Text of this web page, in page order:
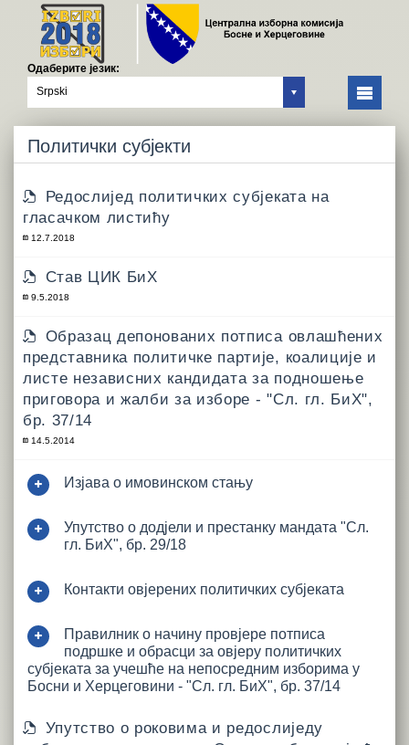
Одаберите језик:
Srpski
Политички субјекти
Редослијед политичких субјеката на
гласачком листићу
12.7.2018
Став ЦИК БиХ
9.5.2018
Образац депонованих потписа овлашћених
представника политичке партије, коалиције и
листе независних кандидата за подношење
приговора и жалби за изборе - "Сл. гл. БиХ",
бр. 37/14
14.5.2014
Изјава о имовинском стању
Упутство о додјели и престанку мандата "Сл.
гл. БиХ", бр. 29/18
Контакти овјерених политичких субјеката
Правилник о начину провјере потписа
подршке и обрасци за овјеру политичких
субјеката за учешће на непосредним изборима у
Босни и Херцеговини - "Сл. гл. БиХ", бр. 37/14
Упутствo о роковима и редослиједу